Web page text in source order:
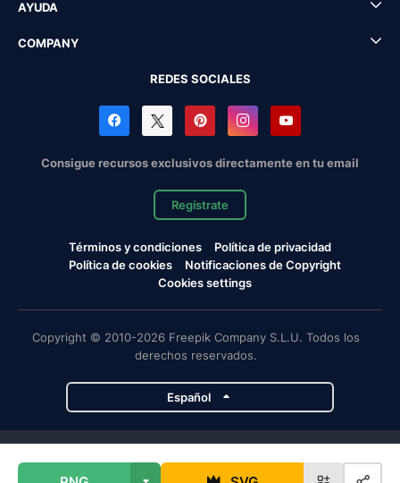
AYUDA
COMPANY
REDES SOCIALES
Consigue recursos exclusivos directamente en tu email
Regístrate
Términos y condiciones
Política de privacidad
Política de cookies
Notificaciones de Copyright
Cookies settings
Copyright © 2010-2026 Freepik Company S.L.U. Todos los
derechos reservados.
Español